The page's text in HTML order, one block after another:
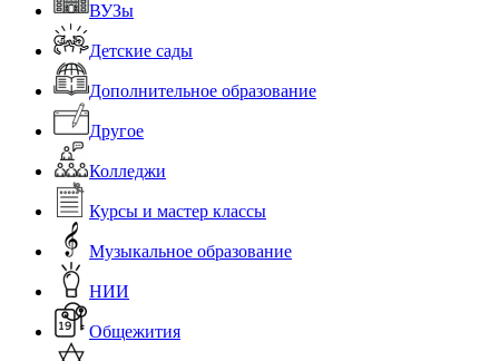
ВУЗы
Детские сады
Дополнительное образование
Другое
Колледжи
Курсы и мастер классы
Музыкальное образование
НИИ
Общежития